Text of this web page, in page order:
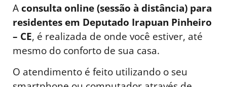
Aconsulta online (sessão à distância) para
residentes em Deputado Irapuan Pinheiro
– CE, é realizada de onde você estiver, até
mesmo do conforto de sua casa.
O atendimento é feito utilizando o seu